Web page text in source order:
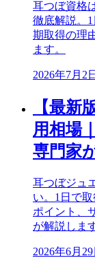
耳つぼ資格
徹底解説。
期取得の理
ます。
2026年7月2日
【最新
用相場
専門家
耳つぼジュ
い。1日で
ポイント、
が解説しま
2026年6月29